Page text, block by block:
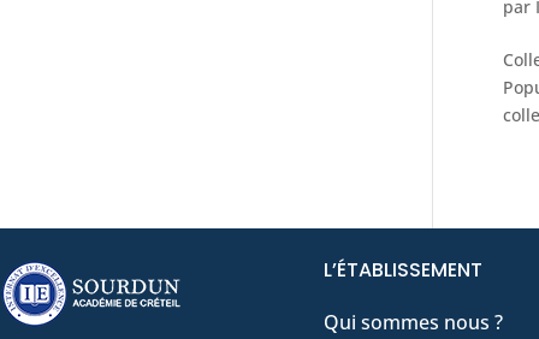
par
L’ÉTABLISSEMENT
Qui sommes nous ?